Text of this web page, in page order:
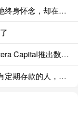
中银两融 乾隆的“试婚宫女”，侍寝后令他终身怀念，却在多年后骂死她儿子
红涨股票配资 标普道琼斯指数携手Pantera Capital推出数字资产新指数
MOM操盘网 2026年下半年开始，手里有定期存款的人，应该早点做好两手准备